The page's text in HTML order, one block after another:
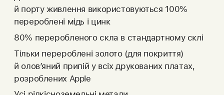
й порту живлення використовуються 100%
перероблені мідь і цинк
80% переробленого скла в стандартному склі
Тільки перероблені золото (для покриття)
й олов’яний припій у всіх друкованих платах,
розроблених Apple